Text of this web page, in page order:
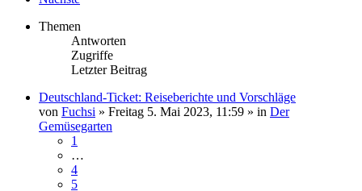
Themen
Antworten
Zugriffe
Letzter Beitrag
Deutschland-Ticket: Reiseberichte und Vorschläge
von Fuchsi » Freitag 5. Mai 2023, 11:59 » in Der
Gemüsegarten
1
…
4
5